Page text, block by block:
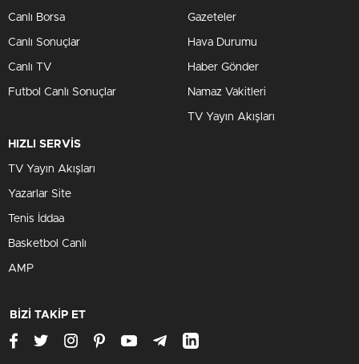
Canlı Borsa
Canlı Sonuçlar
Canlı TV
Futbol Canlı Sonuçlar
Gazeteler
Hava Durumu
Haber Gönder
Namaz Vakitleri
TV Yayın Akışları
HIZLI SERVİS
TV Yayın Akışları
Yazarlar Site
Tenis İddaa
Basketbol Canlı
AMP
BİZİ TAKİP ET